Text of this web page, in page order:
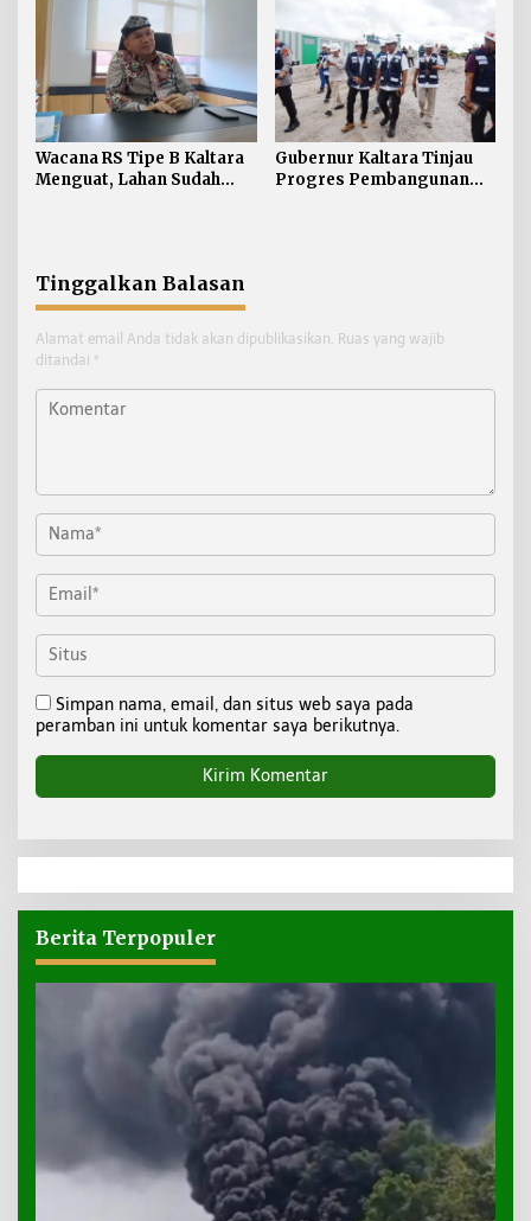
Wacana RS Tipe B Kaltara
Menguat, Lahan Sudah
Gubernur Kaltara Tinjau
Progres Pembangunan
Tinggalkan Balasan
Alamat email Anda tidak akan dipublikasikan. Ruas yang wajib
ditandai *
Simpan nama, email, dan situs web saya pada
peramban ini untuk komentar saya berikutnya.
Berita Terpopuler